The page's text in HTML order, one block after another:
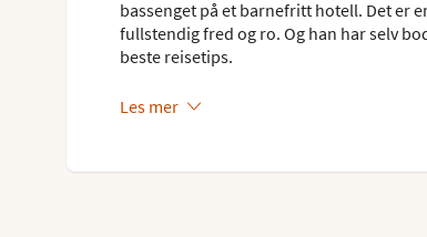
bassenget på et barnefritt hotell. Det er
fullstendig fred og ro. Og han har selv
beste reisetips.
Les mer